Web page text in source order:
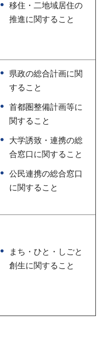
移住・二地域居住の
推進に関すること
県政の総合計画に関
すること
首都圏整備計画等に
関すること
大学誘致・連携の総
合窓口に関すること
公民連携の総合窓口
に関すること
まち・ひと・しごと
創生に関すること